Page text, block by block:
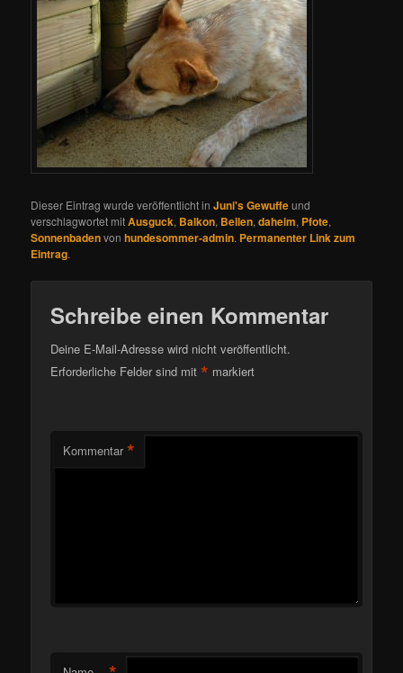
Dieser Eintrag wurde veröffentlicht inJuni's Gewuffeund
verschlagwortet mitAusguck, Balkon, Bellen,daheim, Pfote,
Sonnenbadenvonhundesommer-admin. Permanenter Link zum
Eintrag.
Schreibe einen Kommentar
Deine E-Mail-Adresse wird nicht veröffentlicht.
Erforderliche Felder sind mit* markiert
Kommentar *